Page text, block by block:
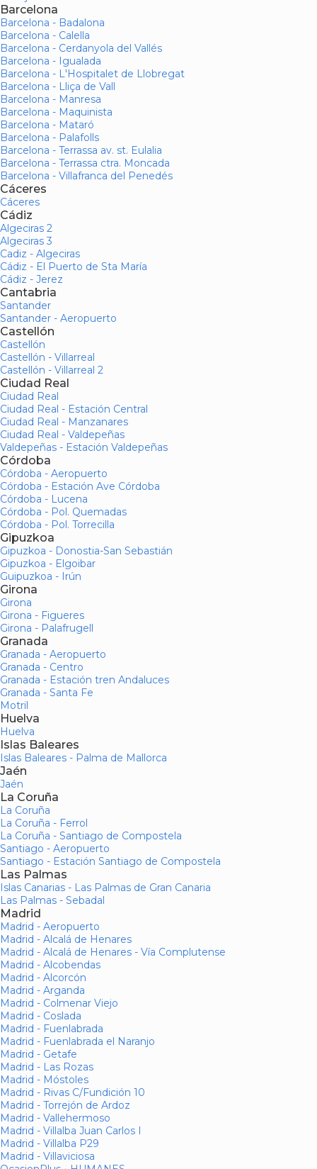
Barcelona
Barcelona - Badalona
Barcelona - Calella
Barcelona - Cerdanyola del Vallés
Barcelona - Igualada
Barcelona - L'Hospitalet de Llobregat
Barcelona - Lliça de Vall
Barcelona - Manresa
Barcelona - Maquinista
Barcelona - Mataró
Barcelona - Palafolls
Barcelona - Terrassa av. st. Eulalia
Barcelona - Terrassa ctra. Moncada
Barcelona - Villafranca del Penedés
Cáceres
Cáceres
Cádiz
Algeciras 2
Algeciras 3
Cadiz - Algeciras
Cádiz - El Puerto de Sta María
Cádiz - Jerez
Cantabria
Santander
Santander - Aeropuerto
Castellón
Castellón
Castellón - Villarreal
Castellón - Villarreal 2
Ciudad Real
Ciudad Real
Ciudad Real - Estación Central
Ciudad Real - Manzanares
Ciudad Real - Valdepeñas
Valdepeñas - Estación Valdepeñas
Córdoba
Córdoba - Aeropuerto
Córdoba - Estación Ave Córdoba
Córdoba - Lucena
Córdoba - Pol. Quemadas
Córdoba - Pol. Torrecilla
Gipuzkoa
Gipuzkoa - Donostia-San Sebastián
Gipuzkoa - Elgoibar
Guipuzkoa - Irún
Girona
Girona
Girona - Figueres
Girona - Palafrugell
Granada
Granada - Aeropuerto
Granada - Centro
Granada - Estación tren Andaluces
Granada - Santa Fe
Motril
Huelva
Huelva
Islas Baleares
Islas Baleares - Palma de Mallorca
Jaén
Jaén
La Coruña
La Coruña
La Coruña - Ferrol
La Coruña - Santiago de Compostela
Santiago - Aeropuerto
Santiago - Estación Santiago de Compostela
Las Palmas
Islas Canarias - Las Palmas de Gran Canaria
Las Palmas - Sebadal
Madrid
Madrid - Aeropuerto
Madrid - Alcalá de Henares
Madrid - Alcalá de Henares - Vía Complutense
Madrid - Alcobendas
Madrid - Alcorcón
Madrid - Arganda
Madrid - Colmenar Viejo
Madrid - Coslada
Madrid - Fuenlabrada
Madrid - Fuenlabrada el Naranjo
Madrid - Getafe
Madrid - Las Rozas
Madrid - Móstoles
Madrid - Rivas C/Fundición 10
Madrid - Torrejón de Ardoz
Madrid - Vallehermoso
Madrid - Villalba Juan Carlos I
Madrid - Villalba P29
Madrid - Villaviciosa